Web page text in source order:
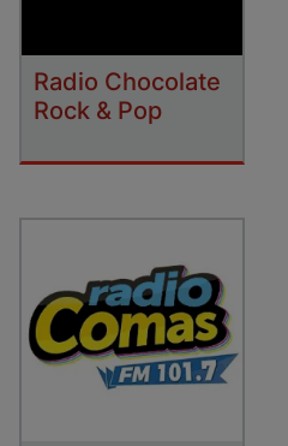
Radio Chocolate
Rock & Pop